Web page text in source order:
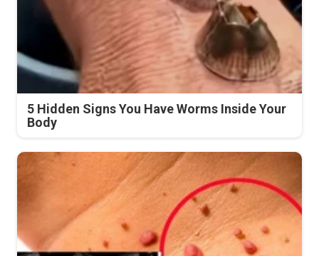
5 Hidden Signs You Have Worms Inside Your
Body